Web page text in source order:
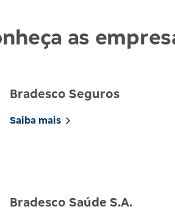
as
Bradesco Seguros
Saiba mais
Bradesco Saúde S.A.